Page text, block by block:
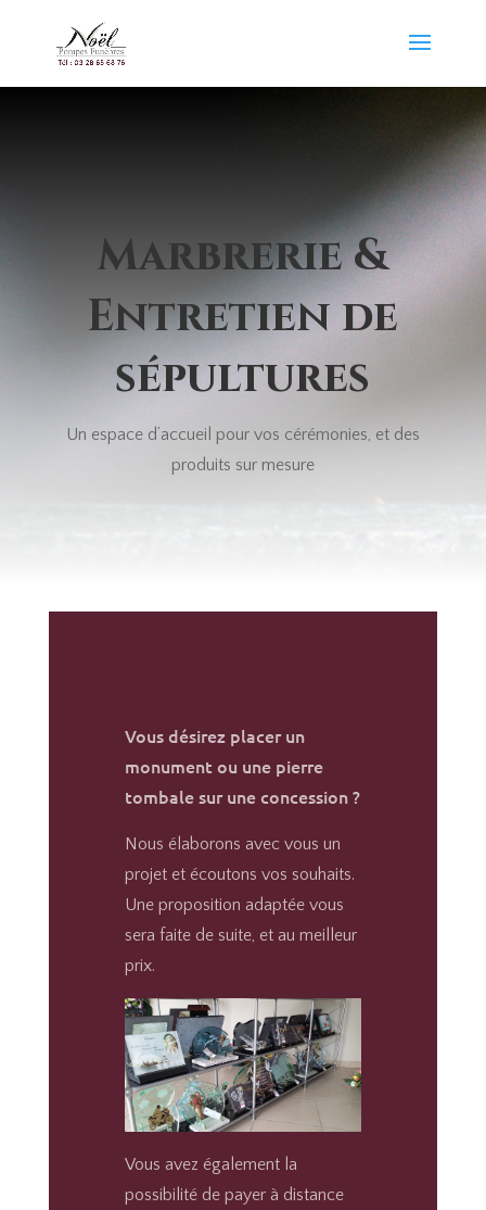
Marbrerie &
Entretien de
sépultures
Un espace d’accueil pour vos cérémonies, et des
produits sur mesure
Vous désirez placer un
monument ou une pierre
tombale sur une concession ?
Nous élaborons avec vous un
projet et écoutons vos souhaits.
Une proposition adaptée vous
sera faite de suite, et au meilleur
prix.
Vous avez également la
possibilité de payer à distance